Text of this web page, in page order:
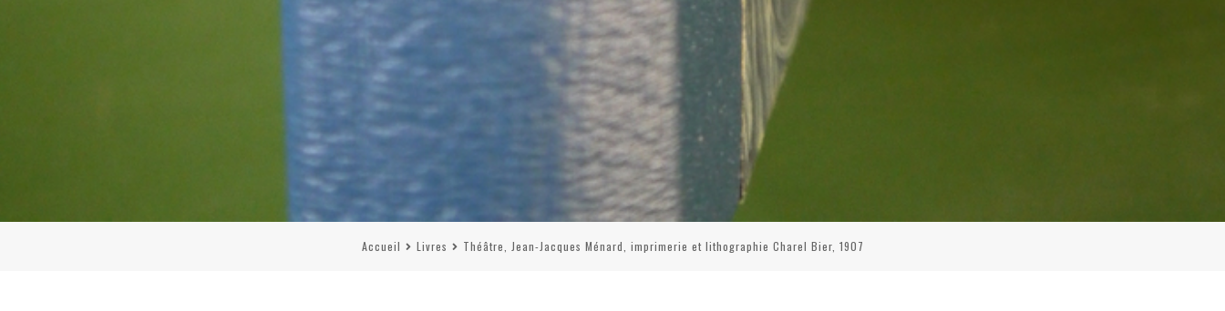
Accueil Livres Théâtre, Jean-Jacques Ménard, imprimerie et lithographie Charel Bier, 1907